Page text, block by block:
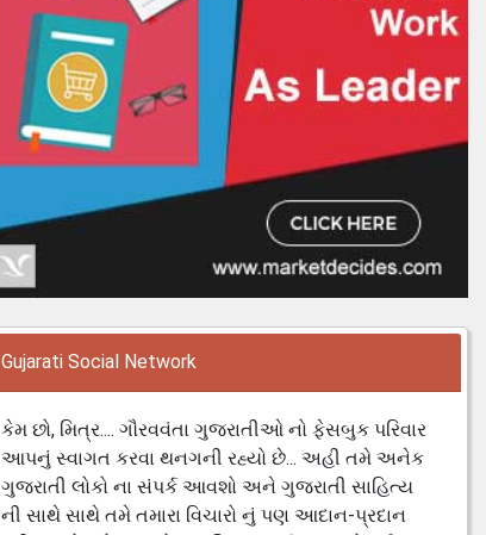
Gujarati Social Network
કેમ છો, મિત્ર.... ગૌરવવંતા ગુજરાતીઓ નો ફેસબુક પરિવાર
આપનું સ્વાગત કરવા થનગની રહ્યો છે... અહી તમે અનેક
ગુજરાતી લોકો ના સંપર્ક આવશો અને ગુજરાતી સાહિત્ય
ની સાથે સાથે તમે તમારા વિચારો નું પણ આદાન-પ્રદાન